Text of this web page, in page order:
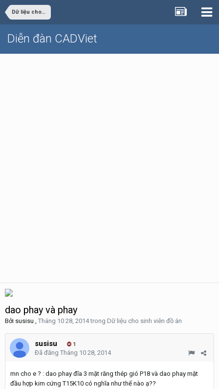
Dữ liệu cho sinh viên đồ án
Diễn đàn CADViet
dao phay và phay
Bởi susisu , Tháng 10 28, 2014trong Dữ liệu cho sinh viên đồ án
susisu 1
Đã đăng Tháng 10 28, 2014
mn cho e ? : dao phay đĩa 3 mặt răng thép gió P18 và dao phay mặt
đầu hợp kim cứng T15K10 có nghĩa như thế nào ạ??